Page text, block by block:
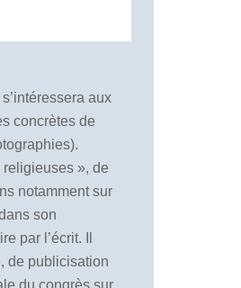
aux
concrètes de
», de
notamment sur
son
par l’écrit. Il
de publicisation
du congrès sur